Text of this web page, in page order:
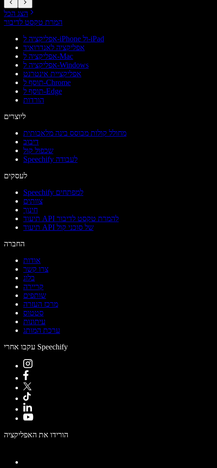
הצג הכל
המרת טקסט לדיבור
אפליקציה ל-iPhone ול-iPad
אפליקציה לאנדרואיד
אפליקציה ל-Mac
אפליקציה ל-Windows
אפליקציית אינטרנט
תוסף ל-Chrome
תוסף ל-Edge
הורדות
ליוצרים
מחולל קולות מבוסס בינה מלאכותית
דיבוב
שכפול קול
Speechify לעבודה
לעסקים
Speechify למפתחים
צוותים
חינוך
תיעוד API להמרת טקסט לדיבור
תיעוד API של סוכני קול
החברה
אודות
צרו קשר
בלוג
קריירה
שותפים
מרכז העזרה
סטטוס
עיתונות
ערכת המותג
עקבו אחרי Speechify
הורידו את האפליקציה